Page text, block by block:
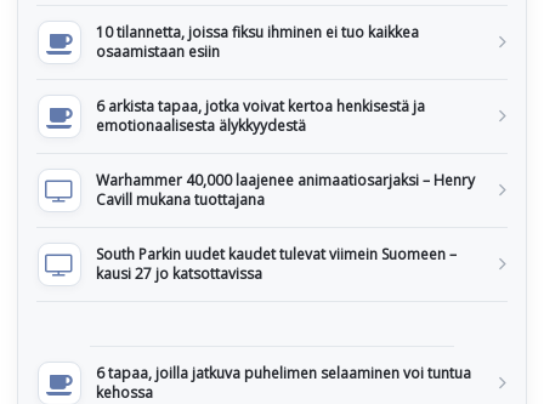
10 tilannetta, joissa fiksu ihminen ei tuo kaikkea
osaamistaan esiin
6 arkista tapaa, jotka voivat kertoa henkisestä ja
emotionaalisesta älykkyydestä
Warhammer 40,000 laajenee animaatiosarjaksi – Henry
Cavill mukana tuottajana
South Parkin uudet kaudet tulevat viimein Suomeen –
kausi 27 jo katsottavissa
6 tapaa, joilla jatkuva puhelimen selaaminen voi tuntua
kehossa